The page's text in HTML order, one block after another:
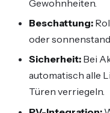
Gewohnheiten.
Beschattung:
oder
Sicherheit: Bei
automatisch alle
Türen verriegeln.